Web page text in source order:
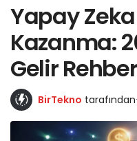
Yapay
Kazanma:
Gelir
BirTekno tarafından